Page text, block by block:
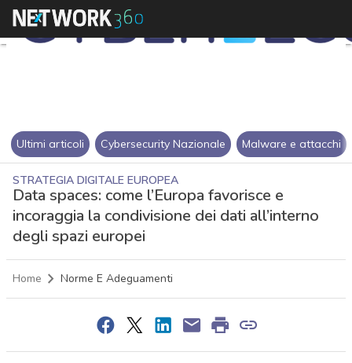
Ultimi articoli Cybersecurity Nazionale Malware e attacchi
STRATEGIA DIGITALE EUROPEA
Data spaces: come l’Europa favorisce e
incoraggia la condivisione dei dati all’interno
degli spazi europei
Home Norme E Adeguamenti